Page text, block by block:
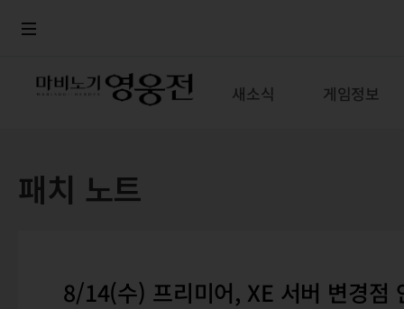
새소식 게임정보
패치 노트
8/14(수) 프리미어, XE 서버 변경점